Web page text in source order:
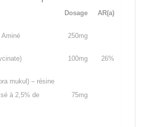
Dosage AR(a)
Aminé 250mg
100mg 26%
mukul) – résine
à 2,5% de
75mg